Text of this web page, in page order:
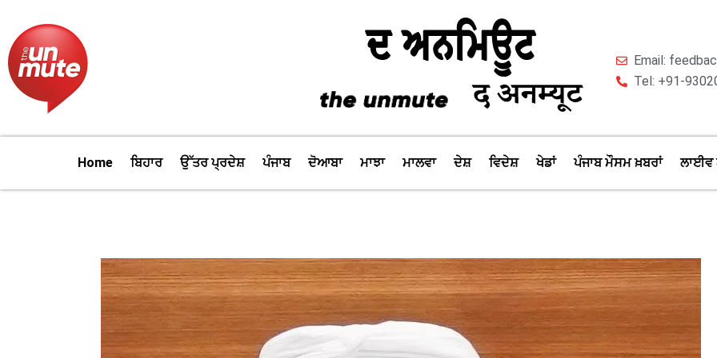
content
Email:
Tel: +91-
Home ਬਿਹਾਰ ਉੱਤਰ ਪ੍ਰਦੇਸ਼ ਪੰਜਾਬ ਦੋਆਬਾ ਮਾਝਾ ਮਾਲਵਾ ਦੇਸ਼ ਵਿਦੇਸ਼ ਖੇਡਾਂ ਪੰਜਾਬ ਮੌਸਮ ਖ਼ਬਰਾਂ ਲਾਈਵ